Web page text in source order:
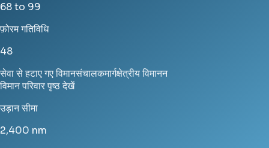
68 to 99
फ़ोरम गतिविधि
48
सेवा से हटाए गए विमानसंचालकमार्गक्षेत्रीय विमानन
विमान परिवार पृष्ठ देखें
उड़ान सीमा
2,400 nm